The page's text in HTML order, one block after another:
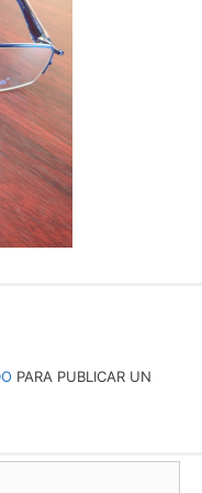
PARA PUBLICAR UN